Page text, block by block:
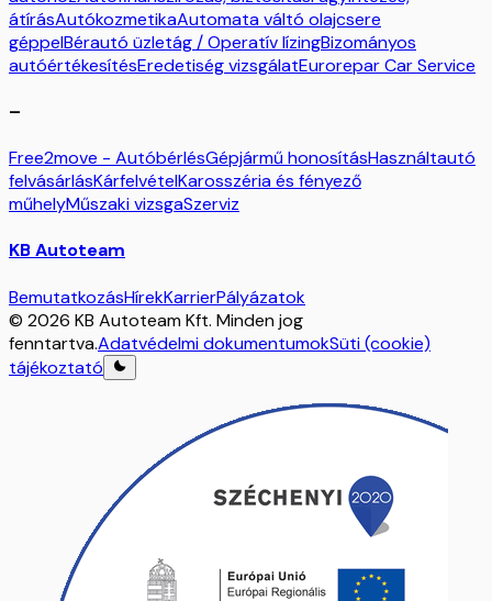
átírásAutókozmetikaAutomata váltó olajcsere
géppelBérautó üzletág / Operatív lízingBizományos
autóértékesítésEredetiség vizsgálatEurorepar Car Service
–
Free2move - AutóbérlésGépjármű honosításHasználtautó
felvásárlásKárfelvételKarosszéria és fényező
műhelyMűszaki vizsgaSzerviz
KB Autoteam
BemutatkozásHírekKarrierPályázatok
© 2026 KB Autoteam Kft. Minden jog
fenntartva.Adatvédelmi dokumentumokSüti (cookie)
tájékoztató